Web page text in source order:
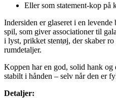
Eller som statement-kop på
Indersiden er glaseret i en
spil, som giver associationer til
i lyst, prikket stentøj, der skaber
rumdetaljer.
Koppen har en god, solid hank
stabilt i hånden – selv når den er
Detaljer: